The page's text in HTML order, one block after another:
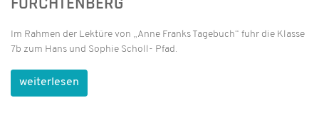
Im Rahmen der Lektüre von „Anne Franks Tagebuch“ fuhr die Klasse
7b zum Hans und Sophie Scholl- Pfad.
weiterlesen